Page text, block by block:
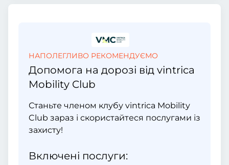
НАПОЛЕГЛИВО РЕКОМЕНДУЄМО
Допомога на дорозі від vintrica
Mobility Club
Станьте членом клубу vintrica Mobility
Club зараз і скористайтеся послугами із
захисту!
Включені послуги: